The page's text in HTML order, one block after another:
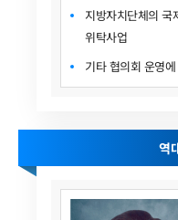
지방자치단체의 국
위탁사업
기타 협의회 운영
역